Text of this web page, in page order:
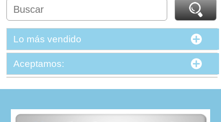
Lo más vendido
Aceptamos: